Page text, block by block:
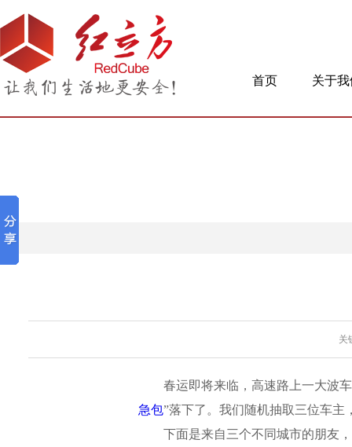
首页 关于
关
春运即将来临，高速路 上一大波
急包”落下了。我们随机抽取三位车
下面是来自三个不同城市的朋友 ，